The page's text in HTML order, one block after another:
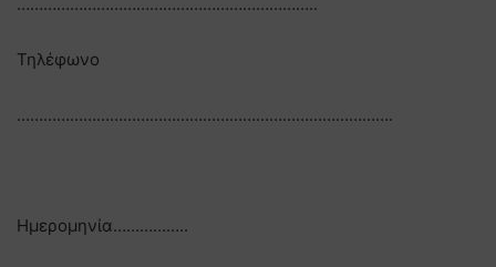
Τηλέφωνο
………………………………………………………………………….
Ημερομηνία……………..